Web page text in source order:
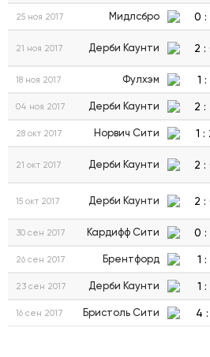
25 ноя 2017 Мидлсбро 0 :
21 ноя 2017 Дерби Каунти 2 :
18 ноя 2017 Фулхэм 1 :
04 ноя 2017 Дерби Каунти 2 :
28 окт 2017 Норвич Сити 1 :
21 окт 2017 Дерби Каунти 2 :
15 окт 2017 Дерби Каунти 2 :
30 сен 2017 Кардифф Сити 0 :
26 сен 2017 Брентфорд 1 :
23 сен 2017 Дерби Каунти 1 :
16 сен 2017 Бристоль Сити 4 :